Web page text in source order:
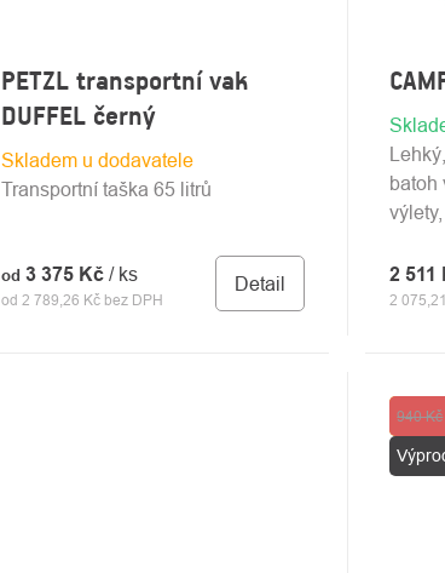
PETZL transportní vak
DUFFEL černý
Skladem u dodavatele
od 2 789,26 Kč bez DPH
od 3 375 Kč / ks Detail
Transportní taška 65 litrů
2
2
batoh
Akce
940 Kč